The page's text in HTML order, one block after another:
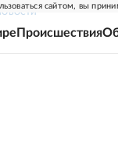
сайтом, вы
Происшествия